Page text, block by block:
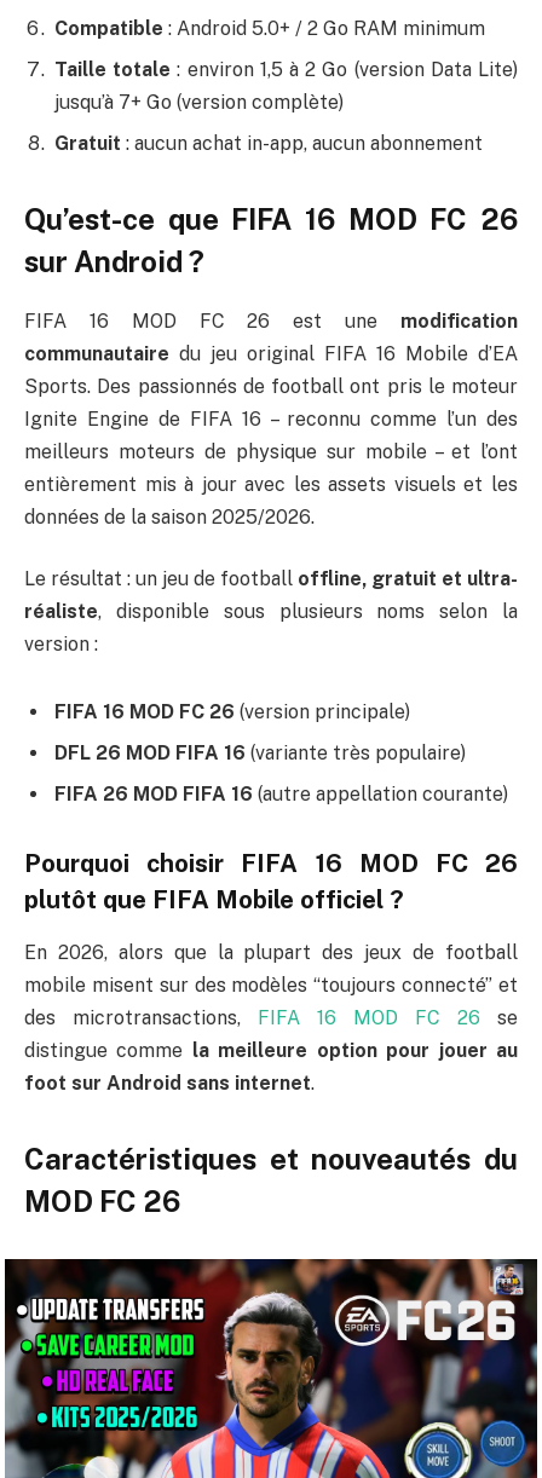
Compatible : Android 5.0+ / 2 Go RAM minimum
Taille totale : environ 1,5 à 2 Go (version Data Lite)
jusqu’à 7+ Go (version complète)
Gratuit : aucun achat in-app, aucun abonnement
Qu’est-ce que FIFA 16 MOD FC 26
sur Android ?
FIFA 16 MOD FC 26 est une modification
communautaire du jeu original FIFA 16 Mobile d’EA
Sports. Des passionnés de football ont pris le moteur
Ignite Engine de FIFA 16 – reconnu comme l’un des
meilleurs moteurs de physique sur mobile – et l’ont
entièrement mis à jour avec les assets visuels et les
données de la saison 2025/2026.
Le résultat : un jeu de football offline, gratuit et ultra-
réaliste, disponible sous plusieurs noms selon la
version :
FIFA 16 MOD FC 26 (version principale)
DFL 26 MOD FIFA 16 (variante très populaire)
FIFA 26 MOD FIFA 16 (autre appellation courante)
Pourquoi choisir FIFA 16 MOD FC 26
plutôt que FIFA Mobile officiel ?
En 2026, alors que la plupart des jeux de football
mobile misent sur des modèles “toujours connecté” et
des microtransactions, FIFA 16 MOD FC 26 se
distingue comme la meilleure option pour jouer au
foot sur Android sans internet.
Caractéristiques et nouveautés du
MOD FC 26